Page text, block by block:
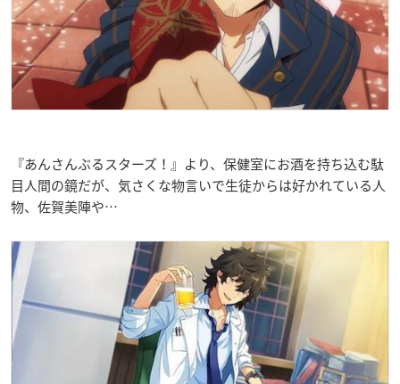
『あんさんぶるスターズ！』より、保健室にお酒を持ち込む駄
目人間の鏡だが、気さくな物言いで生徒からは好かれている人
物、佐賀美陣や…